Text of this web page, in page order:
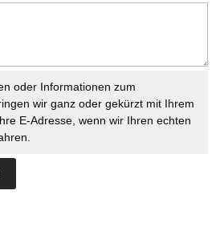
oder Informationen zum
wir ganz oder gekürzt mit Ihrem
E-Adresse, wenn wir Ihren echten